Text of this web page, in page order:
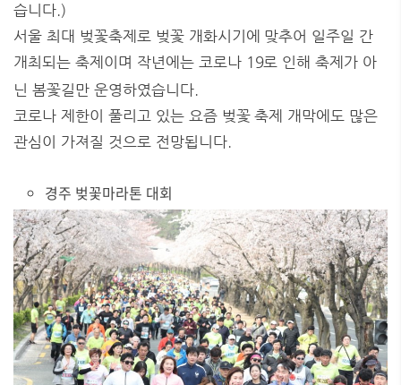
습니다.)
서울 최대 벚꽃축제로 벚꽃 개화시기에 맞추어 일주일 간
개최되는 축제이며 작년에는 코로나 19로 인해 축제가 아
닌 봄꽃길만 운영하였습니다.
코로나 제한이 풀리고 있는 요즘 벚꽃 축제 개막에도 많은
관심이 가져질 것으로 전망됩니다.
경주 벚꽃마라톤 대회